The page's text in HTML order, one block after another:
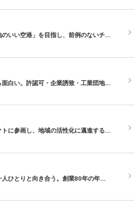
のいい空港」を目指し、前例のないチ…
白い。許認可・企業誘致・工業団地…
トに参画し、地域の活性化に邁進する…
ひとりと向き合う。創業80年の年…